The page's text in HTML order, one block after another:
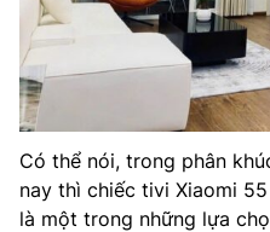
Có thể nói, trong phân
nay thì chiếc tivi Xiaomi
là một trong những lựa